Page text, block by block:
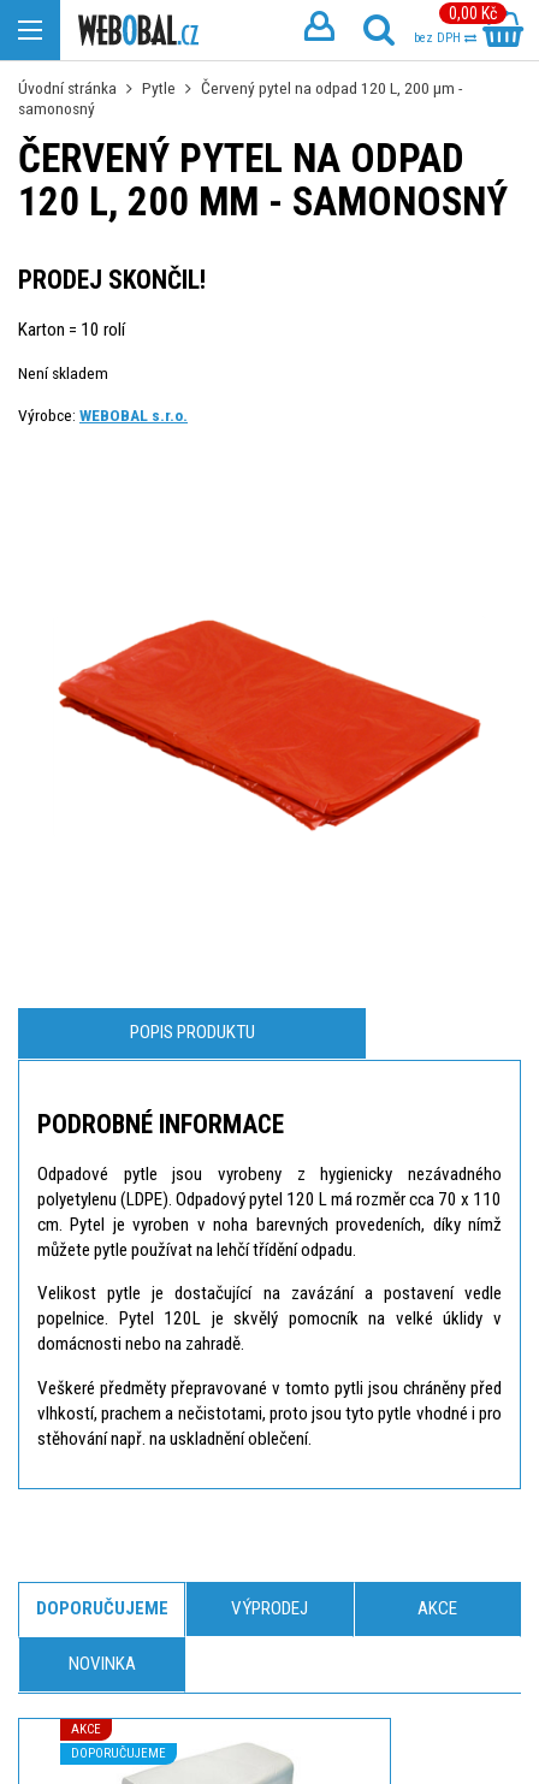
0,00 Kč
bez DPH
Úvodní stránka Pytle
Červený pytel na odpad 120 L, 200 µm -
samonosný
ČERVENÝ PYTEL NA ODPAD
120 L, 200 ΜM - SAMONOSNÝ
PRODEJ SKONČIL!
Karton = 10 rolí
Není skladem
Výrobce: WEBOBAL s.r.o.
POPIS PRODUKTU
PODROBNÉ INFORMACE
Odpadové pytle jsou vyrobeny z hygienicky nezávadného
polyetylenu (LDPE). Odpadový pytel 120 L má rozměr cca 70 x 110
cm. Pytel je vyroben v noha barevných provedeních, díky nímž
můžete pytle používat na lehčí třídění odpadu.
Velikost pytle je dostačující na zavázání a postavení vedle
popelnice. Pytel 120L je skvělý pomocník na velké úklidy v
domácnosti nebo na zahradě.
Veškeré předměty přepravované v tomto pytli jsou chráněny před
vlhkostí, prachem a nečistotami, proto jsou tyto pytle vhodné i pro
stěhování např. na uskladnění oblečení.
DOPORUČUJEME VÝPRODEJ AKCE
NOVINKA
AKCE
DOPORUČUJEME